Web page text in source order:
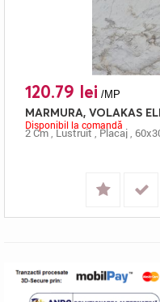
120.79 lei /MP
2 Cm,Lustruit,Placaj,
Disponibil la comandă